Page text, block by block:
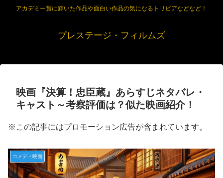
アカデミー賞に輝いた作品や面白い作品の気になるトリビアなどなど！
プレステージ・フィルムズ
映画『決算！忠臣蔵』あらすじネタバレ・
キャスト～考察評価は？似た映画紹介！
※この記事にはプロモーション広告が含まれています。
コメディ映画